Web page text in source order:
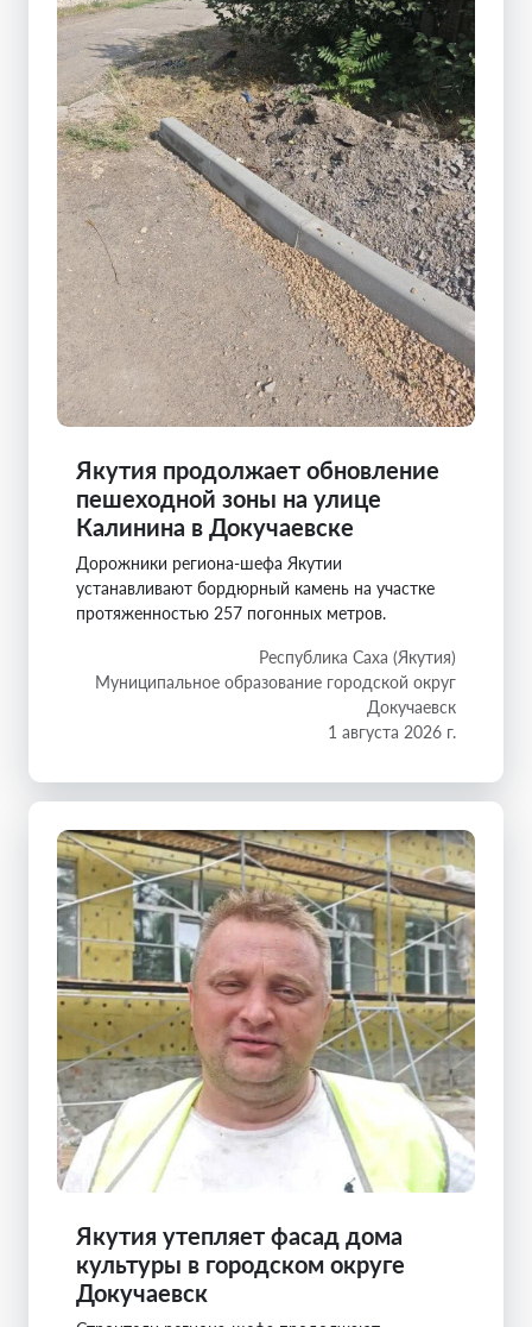
Якутия продолжает обновление
пешеходной зоны на улице
Калинина в Докучаевске
Дорожники региона-шефа Якутии
устанавливают бордюрный камень на участке
протяженностью 257 погонных метров.
Республика Саха (Якутия)
Муниципальное образование городской округ
Докучаевск
1 августа 2026 г.
Якутия утепляет фасад дома
культуры в городском округе
Докучаевск